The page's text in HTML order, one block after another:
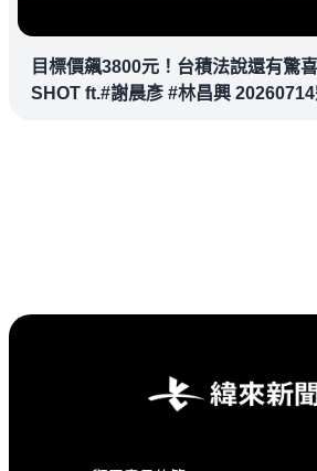
目標價飆3800元！台積法說還有驚
SHOT ft.#謝晨彥 #林昌興